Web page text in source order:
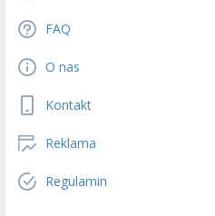
FAQ
O nas
Kontakt
Reklama
Regulamin